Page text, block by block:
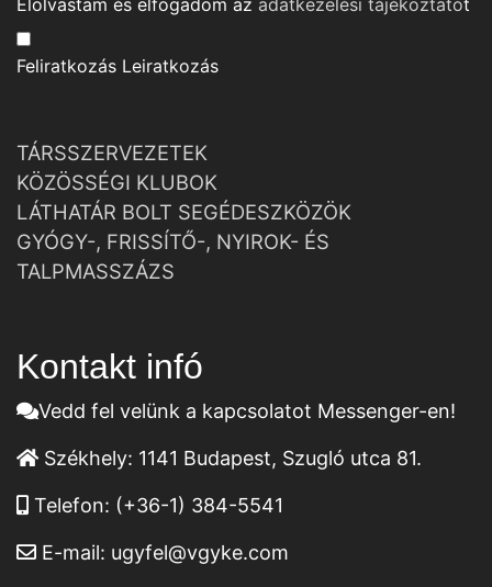
Elolvastam és elfogadom az adatkezelési tájékoztatót
Feliratkozás Leiratkozás
TÁRSSZERVEZETEK
KÖZÖSSÉGI KLUBOK
LÁTHATÁR BOLT SEGÉDESZKÖZÖK
GYÓGY-, FRISSÍTŐ-, NYIROK- ÉS
TALPMASSZÁZS
Kontakt infó
Vedd fel velünk a kapcsolatot Messenger-en!
Székhely: 1141 Budapest, Szugló utca 81.
Telefon: (+36-1) 384-5541
E-mail: ugyfel@vgyke.com